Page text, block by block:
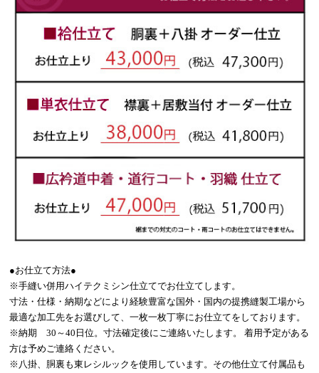
●お仕立て方法●
※手縫い併用ハイテクミシン仕立てでお仕立てします。
寸法・仕様・納期などにより経験豊富な国外・国内の提携縫製工場から
最適な加工先をお選びして、一枚一枚丁寧にお仕立てをしております。
※納期 30～40日位。寸法確定後にご連絡いたします。 着用予定がある
方は予めご連絡ください。
※八掛、胴裏も東レシルックを使用しています。その他仕立て付属品も